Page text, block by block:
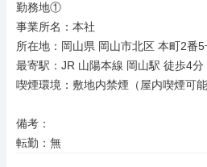
勤務地①
事業所名：本社
所在地：岡山県 岡山市北区 本町2番
最寄駅：JR 山陽本線 岡山駅 徒歩4分
喫煙環境：敷地内禁煙（屋内喫煙可能
備考：
転勤：無